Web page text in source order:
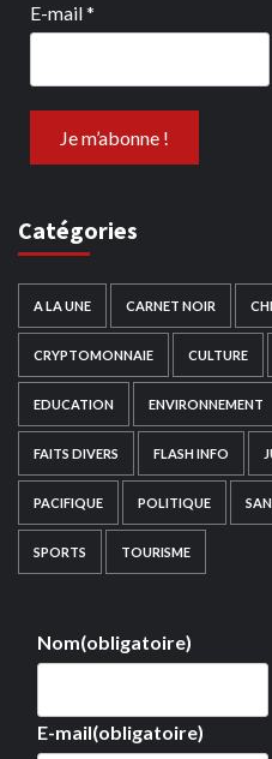
E-mail*
Catégories
A LA UNE CARNET NOIR
CRYPTOMONNAIE CULTURE
EDUCATION ENVIRONNEMENT
FAITS DIVERS FLASH INFO
PACIFIQUE POLITIQUE
SPORTS TOURISME
Nom(obligatoire)
E-mail(obligatoire)